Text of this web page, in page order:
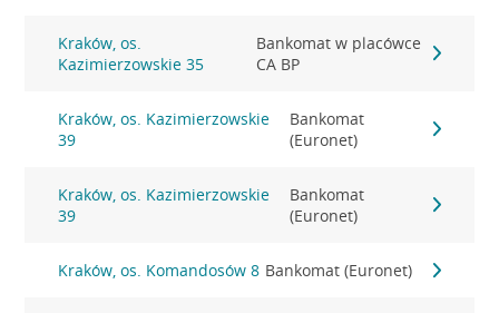
Kraków, os.
Kazimierzowskie 35
Bankomat w placówce
CA BP
Kraków, os. Kazimierzowskie
39
Bankomat
(Euronet)
Kraków, os. Kazimierzowskie
39
Bankomat
(Euronet)
Kraków, os. Komandosów 8 Bankomat (Euronet)